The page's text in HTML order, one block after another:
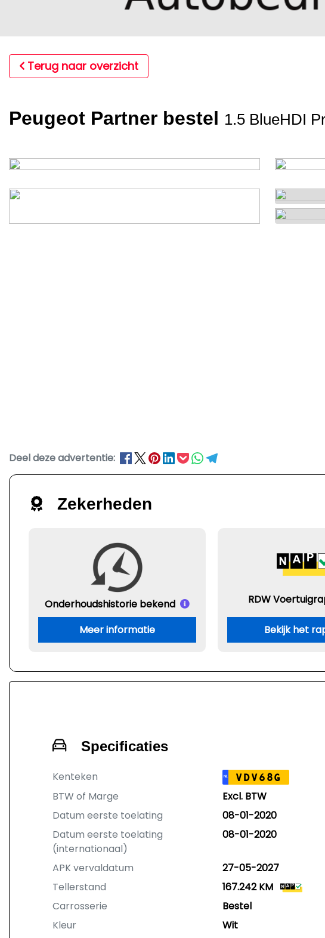
Terug naar overzicht
Peugeot Partner bestel 1.5 BlueHDI
Deel deze advertentie:
Zekerheden
Onderhoudshistorie bekend
Meer informatie
RDW
Bekijk het
Specificaties
Kenteken NL VDV68G
BTW of Marge
Excl. BTW
Datum eerste toelating
08-01-2020
Datum eerste toelating
(internationaal)
08-01-2020
APK vervaldatum
27-05-2027
Tellerstand
167.242 KM
Carrosserie
Bestel
Kleur
Wit